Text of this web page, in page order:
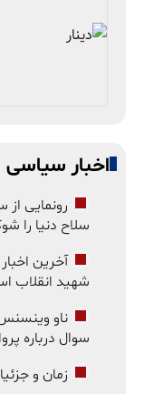
اخبار سیاسی
رونمایی از
سلاح دنیا را
آخرین
شهید انقلاب
سوال درباره پرواز
زمان و